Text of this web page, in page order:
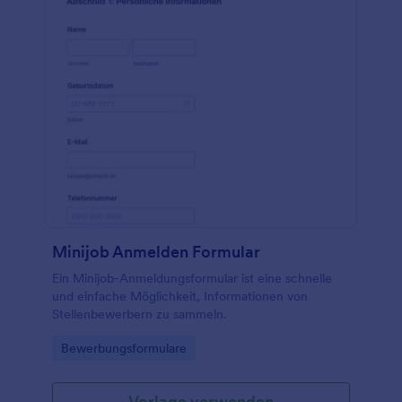
unterwegs einsehen und die erfassten
Mietformulare ganz einfach mit Ihrem Konto
Programmierkenntnisse!
Minijob Anmelden Formular
Ein Minijob-Anmeldungsformular ist eine schnelle
und einfache Möglichkeit, Informationen von
Stellenbewerbern zu sammeln.
Go to Category:
Bewerbungsformulare